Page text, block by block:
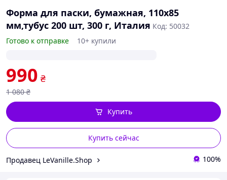
Форма для паски, бумажная, 110х85
мм,тубус 200 шт, 300 г, Италия Код: 50032
Готово к отправке
10+ купили
990 ₴
1 080 ₴
Купить сейчас
Купить
Продавец LeVanille.Shop 100%